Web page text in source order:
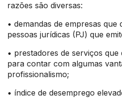
razões são diversas:
• demandas de empresas
pessoas jurídicas (PJ) que
• prestadores de serviços
para contar com algumas
profissionalismo;
• índice de desemprego